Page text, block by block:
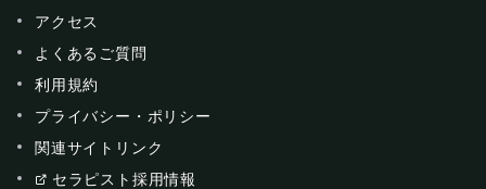
アクセス
よくあるご質問
利用規約
プライバシー・ポリシー
関連サイトリンク
セラピスト採用情報